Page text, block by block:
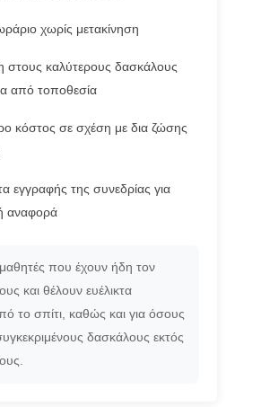
χωρίς μετακίνηση
στους καλύτερους δασκάλους
από τοποθεσία
κόστος σε σχέση με δια ζώσης
εγγραφής της συνεδρίας για
αναφορά
μαθητές που έχουν ήδη τον
και θέλουν ευέλικτα
το σπίτι, καθώς και για όσους
δασκάλους εκτός